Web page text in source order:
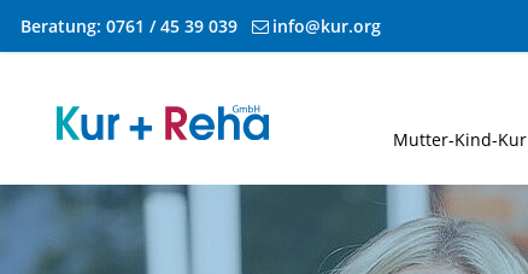
Beratung: 0761 / 45 39 039 info@kur.org
Mutter-Kind-Kur